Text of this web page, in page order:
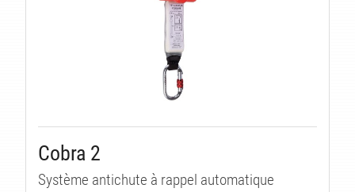
Cobra 2
Système antichute à rappel automatique